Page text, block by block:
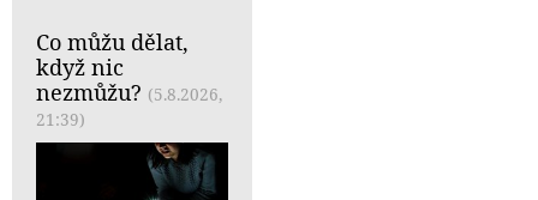
Co můžu dělat,
když nic
nezmůžu? (5.8.2026,
21:39)